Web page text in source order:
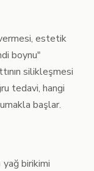
estetik
boynu"
silikleşmesi
tedavi, hangi
başlar.
birikimi